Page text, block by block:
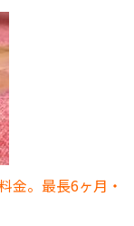
金。最長6ヶ月・